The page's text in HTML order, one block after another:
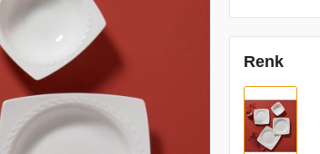
Renk